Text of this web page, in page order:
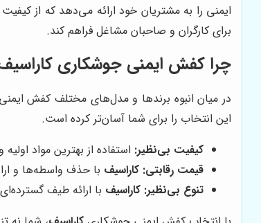
ایمنی را به مشتریان خود ارائه می‌دهد که از کیفیت
برای کارگران و صاحبان مشاغل فراهم کند.
چرا کفش ایمنی جوشکاری
در میان انبوه برندها و مدل‌های مختلف کفش
این انتخاب را برای شما آسان‌تر کرده است.
کیفیت بی‌نظیر: استفاده از بهترین مواد
قیمت رقابتی: کاراسیف با حذف واسطه‌ها و
تنوع بی‌نظیر: کاراسیف با ارائه طیف